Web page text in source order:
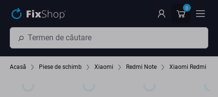
0
Acasă Piese de schimb Xiaomi Redmi Note Xiaomi Redmi